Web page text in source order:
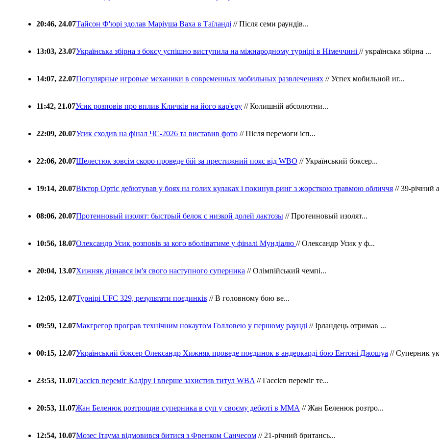
20:46, 24.07Тайсон Ф'юрі здолав Маріуша Ваха в Таїланді // Після семи раундів...
13:03, 23.07Українська збірна з боксу успішно виступила на міжнародному турнірі в Німеччині // українська збірна ...
14:07, 22.07Популярные игровые механики в современных мобильных развлечениях // Успех мобильной иг...
11:42, 21.07Усик розповів про вплив Кличків на його кар'єру // Колишній абсолютни...
22:09, 20.07Усик сходив на фінал ЧС-2026 та виставив фото // Після перемоги ісп...
22:06, 20.07Шелестюк зовсім скоро проведе бій за престижний пояс від WBO // Український боксер...
19:14, 20.07Віктор Ортіс дебютував у боях на голих кулаках і покинув ринг з жорсткою травмою обличчя // 39-річний
08:06, 20.07Протеиновый изолят: быстрый белок с низкой долей лактозы // Протеиновый изолят...
10:56, 18.07Олександр Усик розповів за кого вболіватиме у фіналі Мундіалю // Олександр Усик у ф...
20:04, 13.07Хижняк дізнався ім'я свого наступного суперника // Олімпійський чемпі...
12:05, 12.07Турнірі UFC 329, результати поєдинків // В головному бою ве...
09:59, 12.07Макгрегор програв технічним нокаутом Голловею у першому раунді // Ірландець отримав ...
00:15, 12.07Український боксер Олександр Хижняк проведе поєдинок в андеркарді бою Ентоні Джошуа // Суперник
23:53, 11.07Гассієв переміг Кадіру і вперше захистив титул WBA // Гассієв переміг те...
20:53, 11.07Жан Беленюк розтрощив суперника в суп у своєму дебюті в ММА // Жан Беленюк розтро...
12:54, 10.07Мозес Ітаума відмовився битися з Френком Санчесом // 21-річний британсь...